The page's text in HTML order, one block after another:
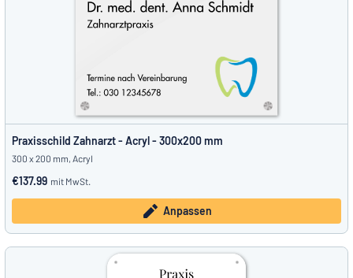
Praxisschild Zahnarzt - Acryl - 300x200 mm
300 x 200 mm, Acryl
€137.99 mit MwSt.
Anpassen